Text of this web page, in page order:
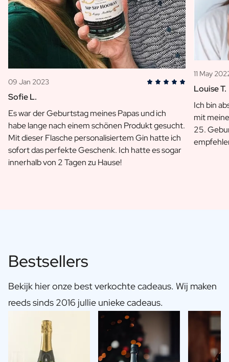
09 Jan 2023
Sofie L.
Es war der Geburtstag meines Papas und ich
habe lange nach einem schönen Produkt gesucht.
Mit dieser Flasche personalisiertem Gin hatte ich
sofort das perfekte Geschenk. Ich hatte es sogar
innerhalb von 2 Tagen zu Hause!
11 May
Louise T.
Ich bin
mit
25.
Bestsellers
Bekijk hier onze best verkochte cadeaus. Wij maken
reeds sinds 2016 jullie unieke cadeaus.